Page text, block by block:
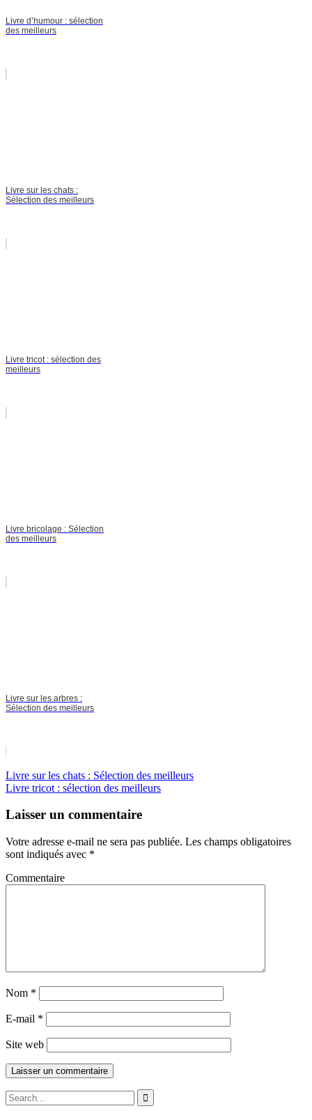
Livre d’humour : sélection
des meilleurs
Livre sur les chats :
Sélection des meilleurs
Livre tricot : sélection des
meilleurs
Livre bricolage : Sélection
des meilleurs
Livre sur les arbres :
Sélection des meilleurs
Livre sur les chats : Sélection des meilleurs
Livre tricot : sélection des meilleurs
Laisser un commentaire
Votre adresse e-mail ne sera pas publiée. Les champs obligatoires
sont indiqués avec *
Commentaire
Nom *
E-mail *
Site web